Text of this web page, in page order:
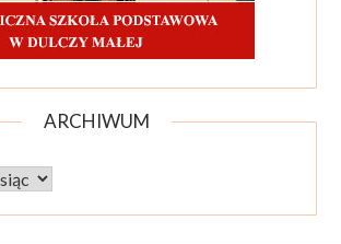
ARCHIWUM